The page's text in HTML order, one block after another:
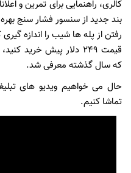
کالری، راهنمایی برای تمرین و
بند جدید از سنسور فشار سنج بهره
رفتن از پله ها شیب را اندازه گیری
که سال گذشته معرفی شد.
حال می خواهیم ویدیو های
تماشا کنیم.